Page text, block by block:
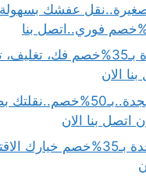
عفشك بسهولة
دينا نقل عفش جدة بـ35%خصم فك،
الان
شركة نقل عفش
ونيت نقل عفش جدة بـ35%خصم